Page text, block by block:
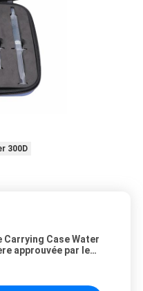
300D
Carrying Case Water
approuvée par le